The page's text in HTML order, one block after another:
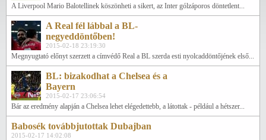
A Liverpool Mario Balotellinek köszönheti a sikert, az Inter gólzáporos döntetlent...
A Real fél lábbal a BL-
negyeddöntőben!
2015-02-18 23:19:30
Megnyugtató előnyt szerzett a címvédő Real a BL szerda esti nyolcaddöntőjének első...
BL: bizakodhat a Chelsea és a
Bayern
2015-02-17 23:06:54
Bár az eredmény alapján a Chelsea lehet elégedettebb, a látottak - például a hétszer...
Babosék továbbjutottak Dubajban
2015-02-17 14:02:08